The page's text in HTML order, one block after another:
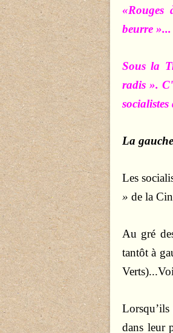
«Rouges
beurre »...
Sous la
radis ».
La
Les
» de la
Au gré
tantôt à
Lorsqu’ils
dans leur